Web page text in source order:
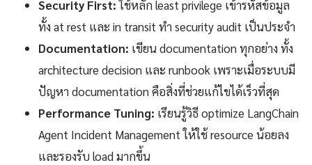
Security First:ใช้หลัก least privilege เข้ารหัสข้อมูล
ทั้ง at rest และ in transit ทำ security audit เป็นประจำ
Documentation: เขียน documentation ทุกอย่าง ทั้ง
architecture decision และ runbook เพราะเมื่อระบบมี
ปัญหา documentation คือสิ่งที่ช่วยแก้ไขได้เร็วที่สุด
Performance Tuning: เรียนรู้วิธี optimize LangChain
Agent Incident Management ให้ใช้ resource น้อยลง
และรองรับ load มากขึ้น